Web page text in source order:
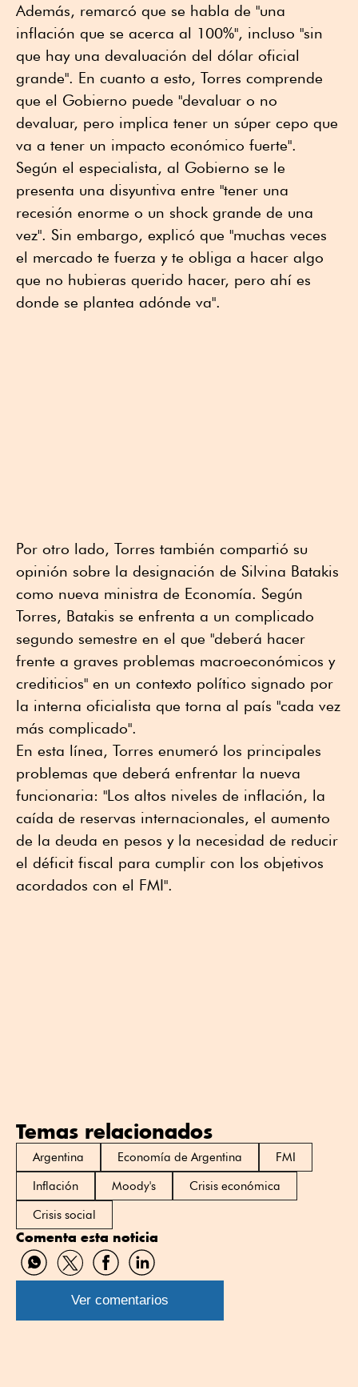
Además, remarcó que se habla de "una
inflación que se acerca al 100%", incluso "sin
que hay una devaluación del dólar oficial
grande". En cuanto a esto, Torres comprende
que el Gobierno puede "devaluar o no
devaluar, pero implica tener un súper cepo que
va a tener un impacto económico fuerte".
Según el especialista, al Gobierno se le
presenta una disyuntiva entre "tener una
recesión enorme o un shock grande de una
vez". Sin embargo, explicó que "muchas veces
el mercado te fuerza y te obliga a hacer algo
que no hubieras querido hacer, pero ahí es
donde se plantea adónde va".
Por otro lado, Torres también compartió su
opinión sobre la designación de Silvina Batakis
como nueva ministra de Economía. Según
Torres, Batakis se enfrenta a un complicado
segundo semestre en el que "deberá hacer
frente a graves problemas macroeconómicos y
crediticios" en un contexto político signado por
la interna oficialista que torna al país "cada vez
más complicado".
En esta línea, Torres enumeró los principales
problemas que deberá enfrentar la nueva
funcionaria: "Los altos niveles de inflación, la
caída de reservas internacionales, el aumento
de la deuda en pesos y la necesidad de reducir
el déficit fiscal para cumplir con los objetivos
acordados con el FMI".
Temas relacionados
Argentina Economía de Argentina
FMI
Inflación
Moody's
Crisis económica
Crisis social
Comenta esta noticia
Compartir
por
WhatsApp
Compartir
por
Twitter
Compartir
por
Facebook
Compartir
por
Linkedin
Ver comentarios